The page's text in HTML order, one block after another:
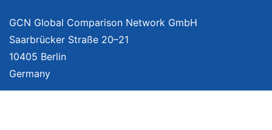
GCN Global Comparison Network GmbH
Saarbrücker Straße 20–21
10405 Berlin
Germany